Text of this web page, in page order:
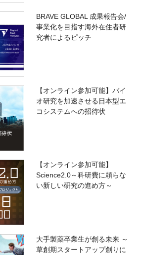
BRAVE GLOBAL 成果報告会/
事業化を目指す海外在住者研
究者によるピッチ
【オンライン参加可能】バイ
オ研究を加速させる日本型エ
コシステムへの招待状
【オンライン参加可能】
Science2.0～科研費に頼らな
い新しい研究の進め方～
大手製薬卒業生が創る未来 ～
草創期スタートアップ創りに